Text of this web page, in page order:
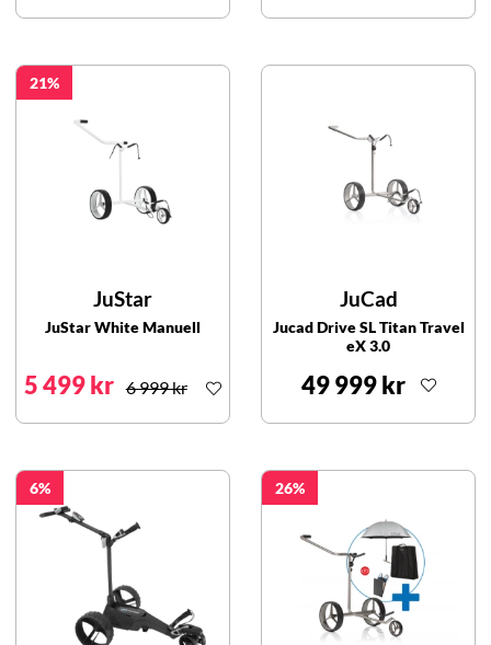
21
JuStar
JuStar White Manuell
5 499 kr 6 999 kr
JuCad
Jucad Drive SL Titan Travel
eX 3.0
49 999 kr
6 26